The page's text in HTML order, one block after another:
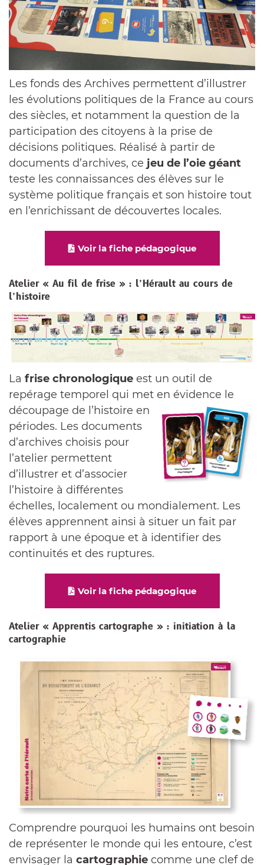
Les fonds des Archives permettent d’illustrer
les évolutions politiques de la France au cours
des siècles, et notamment la question de la
participation des citoyens à la prise de
décisions politiques. Réalisé à partir de
documents d’archives, ce jeu de l’oie géant
teste les connaissances des élèves sur le
système politique français et son histoire tout
en l’enrichissant de découvertes locales.
Voir la fiche pédagogique
Atelier « Au fil de frise » : l’Hérault au cours de
l’histoire
La frise chronologique est un outil de
repérage temporel qui met en évidence le
découpage de l’histoire en
périodes. Les documents
d’archives choisis pour
l’atelier permettent
d’illustrer et d’associer
l’histoire à différentes
échelles, localement ou mondialement. Les
élèves apprennent ainsi à situer un fait par
rapport à une époque et à identifier des
continuités et des ruptures.
Voir la fiche pédagogique
Atelier « Apprentis cartographe » : initiation à la
cartographie
Comprendre pourquoi les humains ont besoin
de représenter le monde qui les entoure, c’est
envisager la cartographie comme une clef de